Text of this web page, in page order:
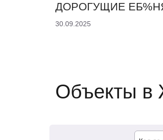
ДОРОГУЩИЕ
30.09.2025
Объекты в